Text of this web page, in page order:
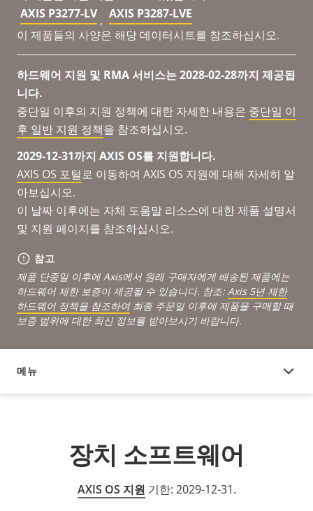
AXIS P3277-LV , AXIS P3287-LVE
이 제품들의 사양은 해당 데이터시트를 참조하십시오.
하드웨어 지원 및 RMA 서비스는 2028-02-28까지 제공됩
니다.
중단일 이후의 지원 정책에 대한 자세한 내용은 중단일 이
후 일반 지원 정책을 참조하십시오.
2029-12-31까지 AXIS OS를 지원합니다.
AXIS OS 포털로 이동하여 AXIS OS 지원에 대해 자세히 알
아보십시오.
이 날짜 이후에는 자체 도움말 리소스에 대한 제품 설명서
및 지원 페이지를 참조하십시오.
참고
제품 단종일 이후에 Axis에서 원래 구매자에게 배송된 제품에는
하드웨어 제한 보증이 제공될 수 있습니다. 참조: Axis 5년 제한
하드웨어 정책을 참조하여최종 주문일 이후에 제품을 구매할 때
보증 범위에 대한 최신 정보를 받아보시기 바랍니다.
메뉴
장치 소프트웨어
장치 소프트웨어
AXIS OS 지원 기한: 2029-12-31.